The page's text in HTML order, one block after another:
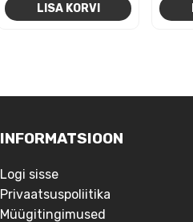
LISA KORVI
INFORMATSIOON
Logi sisse
Privaatsuspoliitika
Müügitingimused